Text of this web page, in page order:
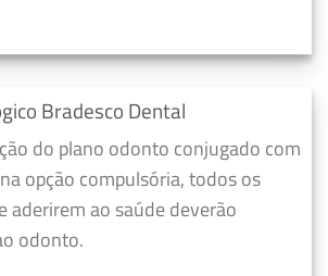
Bradesco Dental
do plano odonto conjugado com
opção compulsória, todos os
aderirem ao saúde deverão
odonto.